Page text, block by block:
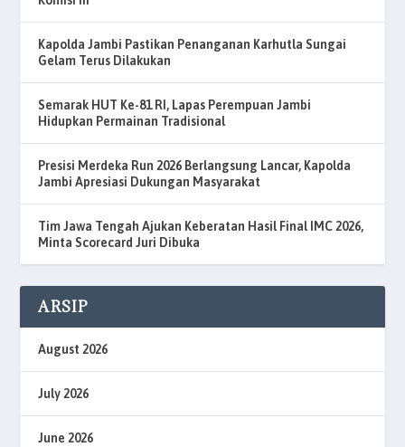
Kapolda Jambi Pastikan Penanganan Karhutla Sungai
Gelam Terus Dilakukan
Semarak HUT Ke-81 RI, Lapas Perempuan Jambi
Hidupkan Permainan Tradisional
Presisi Merdeka Run 2026 Berlangsung Lancar, Kapolda
Jambi Apresiasi Dukungan Masyarakat
Tim Jawa Tengah Ajukan Keberatan Hasil Final IMC 2026,
Minta Scorecard Juri Dibuka
ARSIP
August 2026
July 2026
June 2026